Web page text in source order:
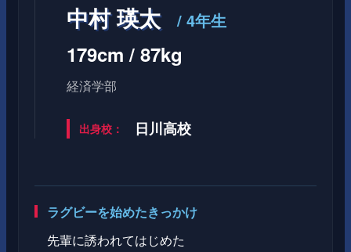
中村 瑛太 / 4年生
179cm / 87kg
経済学部
出身校： 日川高校
ラグビーを始めたきっかけ
先輩に誘われてはじめた